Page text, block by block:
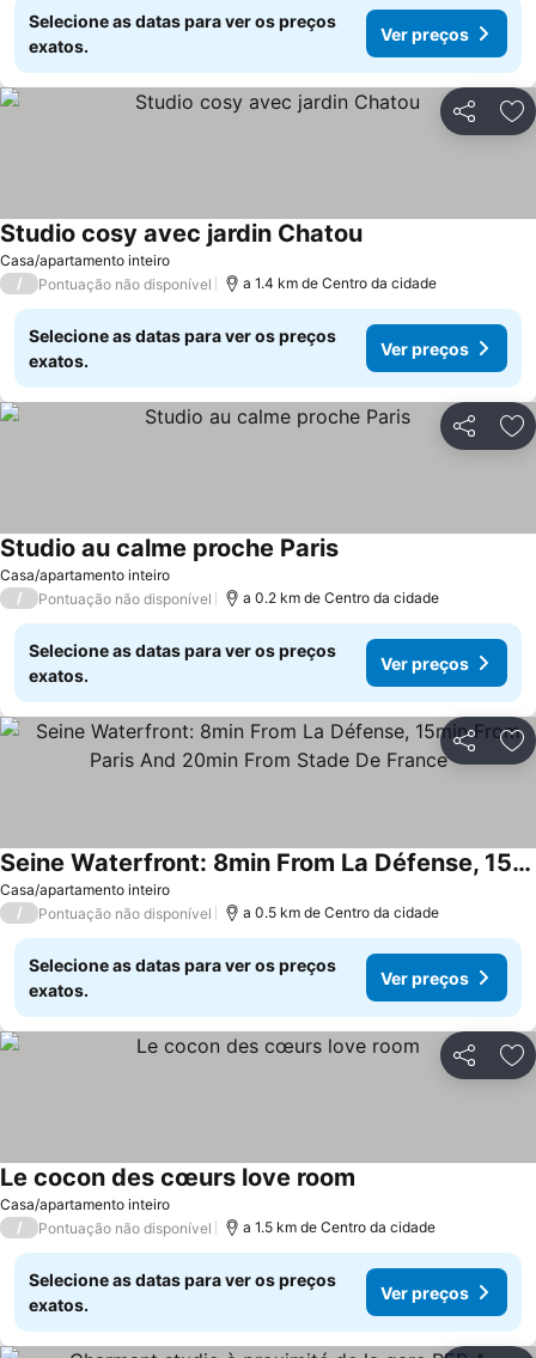
Selecione as datas para ver os preços
exatos.
Ver preços
Partilhar
Casa/apartamento inteiro
Studio cosy avec jardin ChatouVer preços
/ Pontuação não disponível a 1.4 km de Centro da cidade
Selecione as datas para ver os preços
exatos.
Ver preços
Partilhar
Casa/apartamento inteiro
Studio au calme proche ParisVer preços
/ Pontuação não disponível a 0.2 km de Centro da cidade
Selecione as datas para ver os preços
exatos.
Ver preços
Partilhar
Casa/apartamento inteiro
Seine Waterfront: 8min From La Défense, 15min From Paris And 20min From Stade De France
Ver preços
/ Pontuação não disponível a 0.5 km de Centro da cidade
Selecione as datas para ver os preços
exatos.
Ver preços
Partilhar
Casa/apartamento inteiro
Le cocon des cœurs love room
/ Pontuação não disponível a 1.5 km de Centro da cidade
Selecione as datas para ver os preços
exatos.
Ver preços